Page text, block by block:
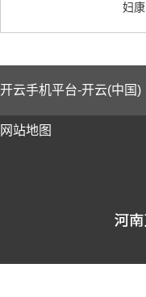
妇康
开云手机平台-开云(中国)
网站地图